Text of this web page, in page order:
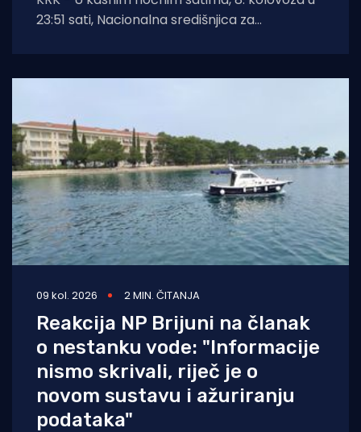
23:51 sati, Nacionalna središnjica za
09 kol. 2026 2 MIN. ČITANJA
Reakcija NP Brijuni na članak
o nestanku vode: "Informacije
nismo skrivali, riječ je o
novom sustavu i ažuriranju
podataka"